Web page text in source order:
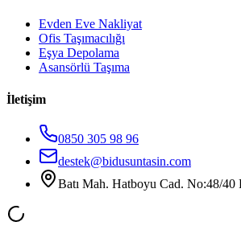
Evden Eve Nakliyat
Ofis Taşımacılığı
Eşya Depolama
Asansörlü Taşıma
İletişim
0850 305 98 96
destek@bidusuntasin.com
Batı Mah. Hatboyu Cad. No:48/40